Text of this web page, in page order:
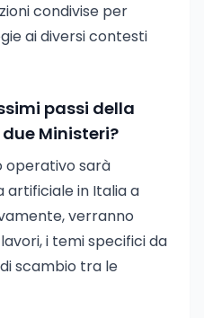
condivise per
ai diversi contesti
passi della
Ministeri?
operativo sarà
artificiale in Italia a
verranno
i temi specifici da
scambio tra le